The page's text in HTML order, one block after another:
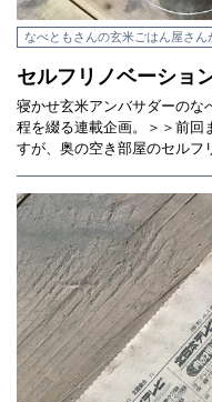
なべともさんの玄米ごはん屋さん
セルフリノベーショ
寝かせ玄米アンバサダーのな
程を綴る連載企画。＞＞前回
すが、奥の空き部屋のセルフ